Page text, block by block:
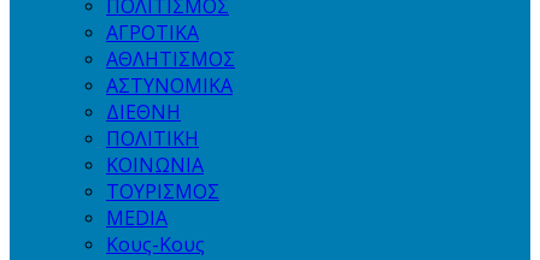
ΠΟΛΙΤΙΣΜΟΣ
ΑΓΡΟΤΙΚΑ
ΑΘΛΗΤΙΣΜΟΣ
ΑΣΤΥΝΟΜΙΚΑ
ΔΙΕΘΝΗ
ΠΟΛΙΤΙΚΗ
ΚΟΙΝΩΝΙΑ
ΤΟΥΡΙΣΜΟΣ
MEDIA
Κους-Κους